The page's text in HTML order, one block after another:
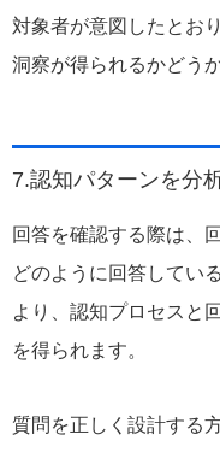
対象者が意図したとお
洞察が得られるかどう
7.認知パターンを分
回答を確認する際は、
どのように回答してい
より、認知プロセスと
を得られます。
質問を正しく設計する